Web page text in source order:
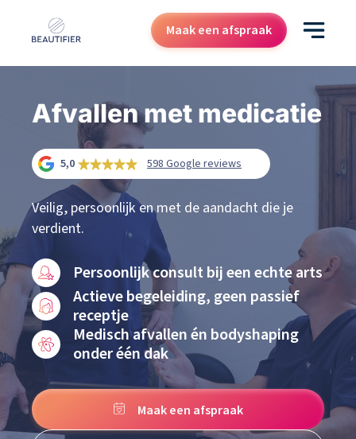
Maak een afspraak
Resultaten
Kenniscentrum
Over ons
Contact
Afvallen met medicatie
5,0 598 Google reviews
Veilig, persoonlijk en met de aandacht die je
verdient.
Persoonlijk consult bij een echte arts
Actieve begeleiding, geen passief
receptje
Medisch afvallen én bodyshaping
onder één dak
Maak een afspraak